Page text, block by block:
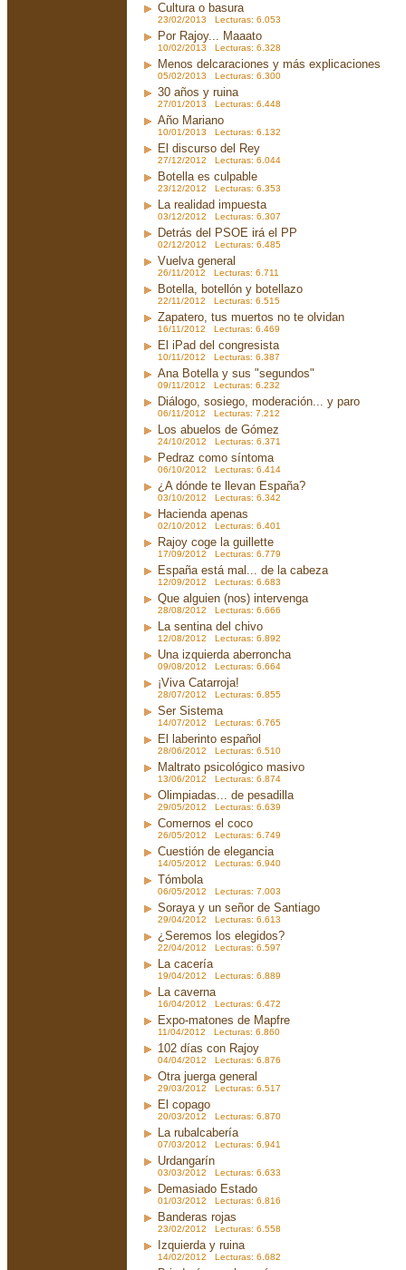
Cultura o basura
23/02/2013 Lecturas: 6.053
Por Rajoy... Maaato
10/02/2013 Lecturas: 6.328
Menos delcaraciones y más explicaciones
05/02/2013 Lecturas: 6.300
30 años y ruina
27/01/2013 Lecturas: 6.448
Año Mariano
10/01/2013 Lecturas: 6.132
El discurso del Rey
27/12/2012 Lecturas: 6.044
Botella es culpable
23/12/2012 Lecturas: 6.353
La realidad impuesta
03/12/2012 Lecturas: 6.307
Detrás del PSOE irá el PP
02/12/2012 Lecturas: 6.485
Vuelva general
26/11/2012 Lecturas: 6.711
Botella, botellón y botellazo
22/11/2012 Lecturas: 6.515
Zapatero, tus muertos no te olvidan
16/11/2012 Lecturas: 6.469
El iPad del congresista
10/11/2012 Lecturas: 6.387
Ana Botella y sus "segundos"
09/11/2012 Lecturas: 6.232
Diálogo, sosiego, moderación... y paro
06/11/2012 Lecturas: 7.212
Los abuelos de Gómez
24/10/2012 Lecturas: 6.371
Pedraz como síntoma
06/10/2012 Lecturas: 6.414
¿A dónde te llevan España?
03/10/2012 Lecturas: 6.342
Hacienda apenas
02/10/2012 Lecturas: 6.401
Rajoy coge la guillette
17/09/2012 Lecturas: 6.779
España está mal... de la cabeza
12/09/2012 Lecturas: 6.683
Que alguien (nos) intervenga
28/08/2012 Lecturas: 6.666
La sentina del chivo
12/08/2012 Lecturas: 6.892
Una izquierda aberroncha
09/08/2012 Lecturas: 6.664
¡Viva Catarroja!
28/07/2012 Lecturas: 6.855
Ser Sistema
14/07/2012 Lecturas: 6.765
El laberinto español
28/06/2012 Lecturas: 6.510
Maltrato psicológico masivo
13/06/2012 Lecturas: 6.874
Olimpiadas... de pesadilla
29/05/2012 Lecturas: 6.639
Comernos el coco
26/05/2012 Lecturas: 6.749
Cuestión de elegancia
14/05/2012 Lecturas: 6.940
Tómbola
06/05/2012 Lecturas: 7.003
Soraya y un señor de Santiago
29/04/2012 Lecturas: 6.613
¿Seremos los elegidos?
22/04/2012 Lecturas: 6.597
La cacería
19/04/2012 Lecturas: 6.889
La caverna
16/04/2012 Lecturas: 6.472
Expo-matones de Mapfre
11/04/2012 Lecturas: 6.860
102 días con Rajoy
04/04/2012 Lecturas: 6.876
Otra juerga general
29/03/2012 Lecturas: 6.517
El copago
20/03/2012 Lecturas: 6.870
La rubalcabería
07/03/2012 Lecturas: 6.941
Urdangarín
03/03/2012 Lecturas: 6.633
Demasiado Estado
01/03/2012 Lecturas: 6.816
Banderas rojas
23/02/2012 Lecturas: 6.558
Izquierda y ruina
14/02/2012 Lecturas: 6.682